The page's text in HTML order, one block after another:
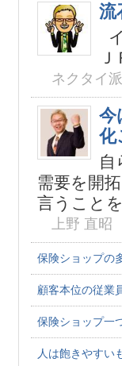
流
ネクタイ
今
化
自
需要を開
言うこと
上野 直昭
保険ショップの
顧客本位の従業
保険ショップ一
人は飽きやすい